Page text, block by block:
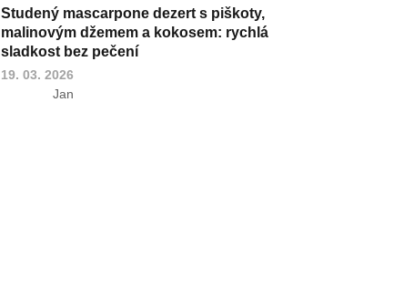
Studený mascarpone dezert s piškoty,
malinovým džemem a kokosem: rychlá
sladkost bez pečení
19. 03. 2026
Jan